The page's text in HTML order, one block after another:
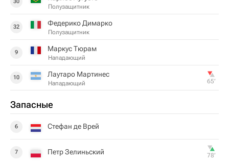
Полузащитник
32 Федерико Димарко
Полузащитник
9 Маркус Тюрам
Нападающий
10 Лаутаро Мартинес
Нападающий 65‎’‎
Запасные
6 Стефан де Врей
7 Петр Зелиньский 78‎’‎